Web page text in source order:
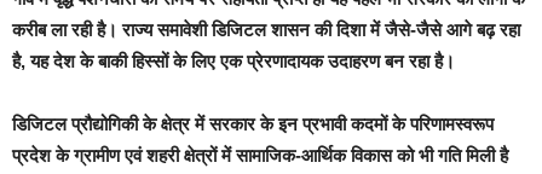
करीब ला रही है। राज्य समावेशी डिजिटल शासन की दिशा में जैसे-जैसे आगे बढ़ रहा
है, यह देश के बाकी हिस्सों के लिए एक प्रेरणादायक उदाहरण बन रहा है।
डिजिटल प्रौद्योगिकी के क्षेत्र में सरकार के इन प्रभावी कदमों के परिणामस्वरूप
प्रदेश के ग्रामीण एवं शहरी क्षेत्रों में सामाजिक-आर्थिक विकास को भी गति मिली है